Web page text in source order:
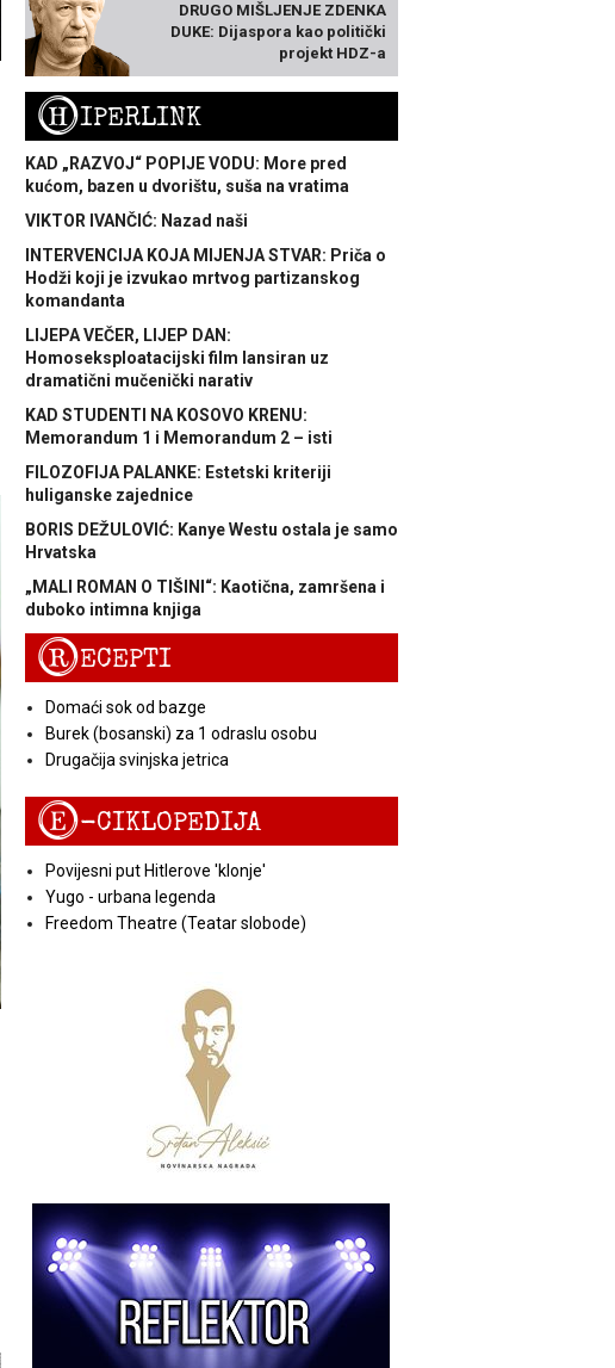
DRUGO MIŠLJENJE ZDENKA
DUKE: Dijaspora kao politički
projekt HDZ-a
HIPERLINK
KAD „RAZVOJ“ POPIJE VODU: More pred
kućom, bazen u dvorištu, suša na vratima
VIKTOR IVANČIĆ: Nazad naši
INTERVENCIJA KOJA MIJENJA STVAR: Priča o
Hodži koji je izvukao mrtvog partizanskog
komandanta
LIJEPA VEČER, LIJEP DAN:
Homoseksploatacijski film lansiran uz
dramatični mučenički narativ
KAD STUDENTI NA KOSOVO KRENU:
Memorandum 1 i Memorandum 2 – isti
FILOZOFIJA PALANKE: Estetski kriteriji
huliganske zajednice
BORIS DEŽULOVIĆ: Kanye Westu ostala je samo
Hrvatska
„MALI ROMAN O TIŠINI“: Kaotična, zamršena i
duboko intimna knjiga
RECEPTI
Domaći sok od bazge
Burek (bosanski) za 1 odraslu osobu
Drugačija svinjska jetrica
E-CIKLOPEDIJA
Povijesni put Hitlerove 'klonje'
Yugo - urbana legenda
Freedom Theatre (Teatar slobode)